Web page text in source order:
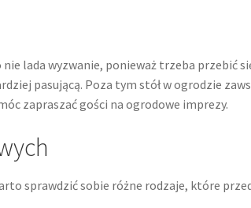
lada wyzwanie, ponieważ trzeba przebić
pasującą. Poza tym stół w ogrodzie
zapraszać gości na ogrodowe imprezy.
sprawdzić sobie różne rodzaje, które